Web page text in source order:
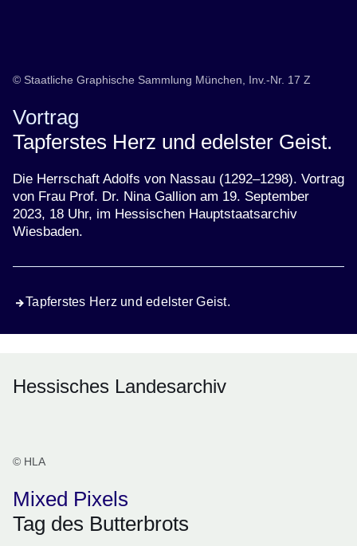
© Staatliche Graphische Sammlung München, Inv.-Nr. 17 Z
Vortrag
Tapferstes Herz und edelster Geist.
Die Herrschaft Adolfs von Nassau (1292–1298). Vortrag
von Frau Prof. Dr. Nina Gallion am 19. September
2023, 18 Uhr, im Hessischen Hauptstaatsarchiv
Wiesbaden.
Tapferstes Herz und edelster Geist.
Hessisches Landesarchiv
© HLA
Mixed Pixels
Tag des Butterbrots